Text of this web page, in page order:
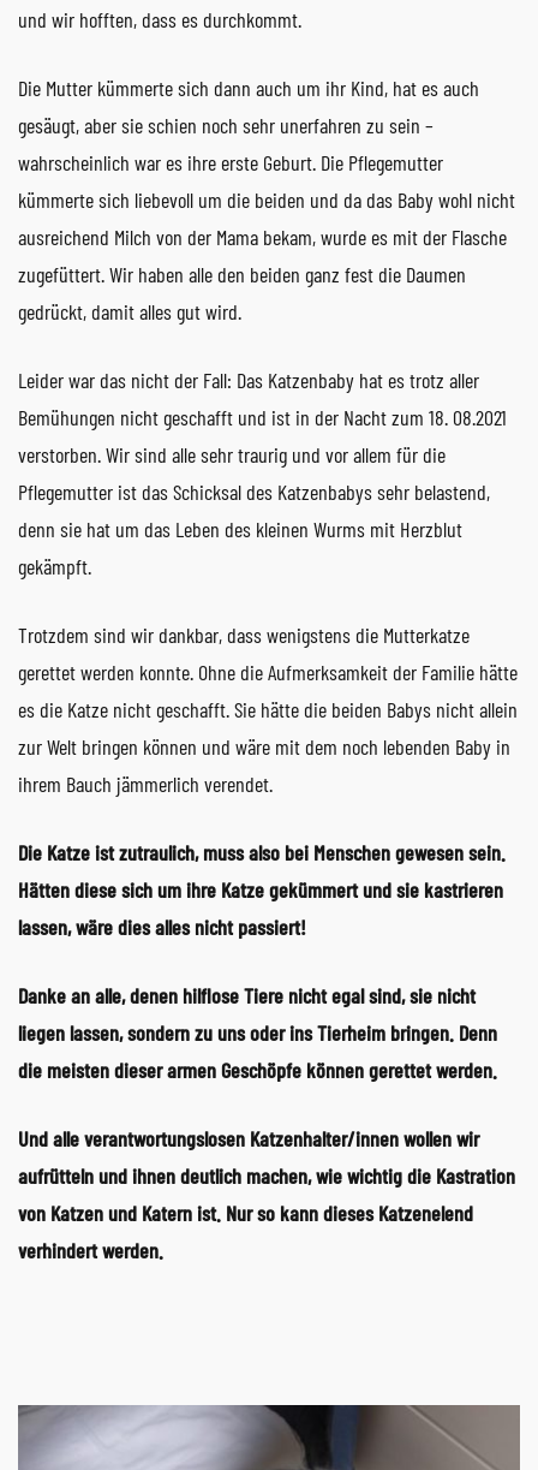
und wir hofften, dass es durchkommt.
Die Mutter kümmerte sich dann auch um ihr Kind, hat es auch
gesäugt, aber sie schien noch sehr unerfahren zu sein –
wahrscheinlich war es ihre erste Geburt. Die Pflegemutter
kümmerte sich liebevoll um die beiden und da das Baby wohl nicht
ausreichend Milch von der Mama bekam, wurde es mit der Flasche
zugefüttert. Wir haben alle den beiden ganz fest die Daumen
gedrückt, damit alles gut wird.
Leider war das nicht der Fall: Das Katzenbaby hat es trotz aller
Bemühungen nicht geschafft und ist in der Nacht zum 18. 08.2021
verstorben. Wir sind alle sehr traurig und vor allem für die
Pflegemutter ist das Schicksal des Katzenbabys sehr belastend,
denn sie hat um das Leben des kleinen Wurms mit Herzblut
gekämpft.
Trotzdem sind wir dankbar, dass wenigstens die Mutterkatze
gerettet werden konnte. Ohne die Aufmerksamkeit der Familie hätte
es die Katze nicht geschafft. Sie hätte die beiden Babys nicht allein
zur Welt bringen können und wäre mit dem noch lebenden Baby in
ihrem Bauch jämmerlich verendet.
Die Katze ist zutraulich, muss also bei Menschen gewesen sein.
Hätten diese sich um ihre Katze gekümmert und sie kastrieren
lassen, wäre dies alles nicht passiert!
Danke an alle, denen hilflose Tiere nicht egal sind, sie nicht
liegen lassen, sondern zu uns oder ins Tierheim bringen. Denn
die meisten dieser armen Geschöpfe können gerettet werden.
Und alle verantwortungslosen Katzenhalter/innen wollen wir
aufrütteln und ihnen deutlich machen, wie wichtig die Kastration
von Katzen und Katern ist. Nur so kann dieses Katzenelend
verhindert werden.